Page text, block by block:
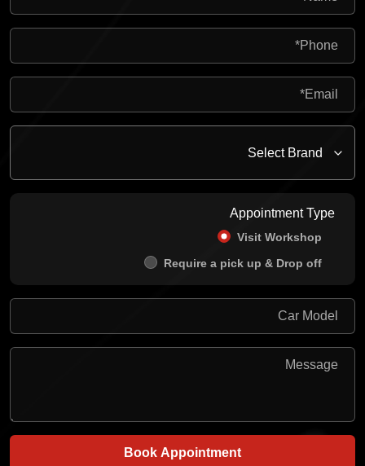
Appointment Type
Visit Workshop
Require a pick up & Drop off
Book Appointment